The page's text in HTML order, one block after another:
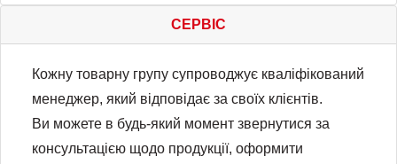
СЕРВІС
Кожну товарну групу супроводжує кваліфікований
менеджер, який відповідає за своїх клієнтів.
Ви можете в будь-який момент звернутися за
консультацією щодо продукції, оформити